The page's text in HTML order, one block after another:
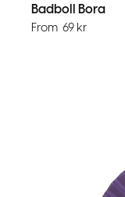
Badboll Bora
From 69 kr